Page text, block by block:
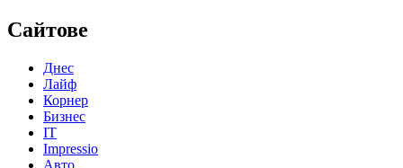
Сайтове
Днес
Лайф
Корнер
Бизнес
IT
Impressio
Авто